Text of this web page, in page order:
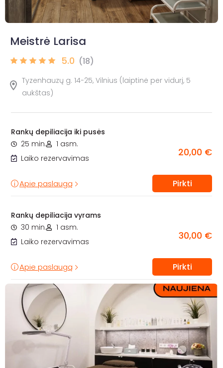
Meistrė Larisa
5.0 (18)
Tyzenhauzų g. 14-25, Vilnius (laiptinė per vidurį, 5
aukštas)
Rankų depiliacija iki pusės
25 min.
1 asm.
Laiko rezervavimas
20,00 €
Apie paslaugą Pirkti
Rankų depiliacija vyrams
30 min.
1 asm.
Laiko rezervavimas
30,00 €
Apie paslaugą Pirkti